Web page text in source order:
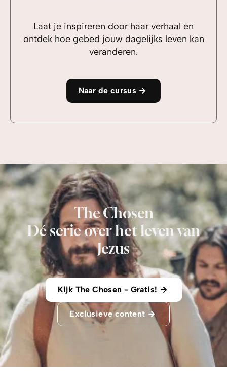
Laat je inspireren door haar verhaal en
ontdek hoe gebed jouw dagelijks leven kan
veranderen.
Naar de cursus
The Chosen
Dé serie over het leven van
Jezus
Kijk The Chosen - Gratis!
Exclusieve content